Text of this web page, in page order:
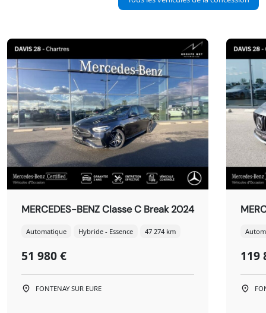
MERCEDES-BENZ Classe C Break 2024
Automatique Hybride - Essence 47 274 km
51 980 €
FONTENAY SUR EURE
119